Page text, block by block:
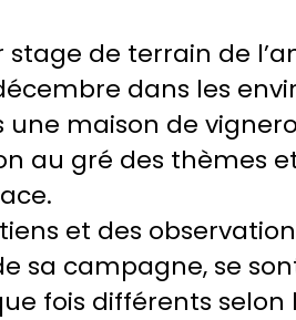
stage de terrain de
dans les
une maison de
au gré des thèmes
et des
sa campagne, se
fois différents